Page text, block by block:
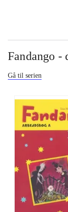
Fandango -
Gå til serien